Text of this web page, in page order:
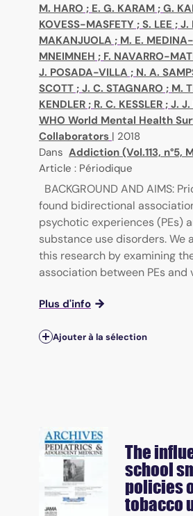
M. HARO ; E. G. KARAM ; G.
KOVESS-MASFETY ; S. LEE ; J.
MAKANJUOLA ; M. E.
MNEIMNEH ; F. NAVARRO-
J. POSADA-VILLA ; N. A.
SCOTT ; J. C. STAGNARO ; M.
KENDLER ; R. C. KESSLER ; J. J.
WHO World Mental Health
Collaborators | 2018
Dans Addiction (Vol.113, n°5,
Article : Périodique
BACKGROUND AND AIMS:
found bidirectional
psychotic experiences (PEs)
substance use disorders. We
this research by examining
association between PEs and
Plus d'info
Ajouter à la sélection
The
school
policies
tobacco